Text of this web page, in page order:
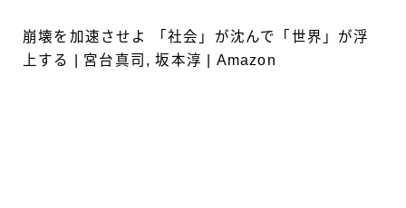
崩壊を加速させよ 「社会」が沈んで「世界」が浮
上する | 宮台真司, 坂本淳 | Amazon